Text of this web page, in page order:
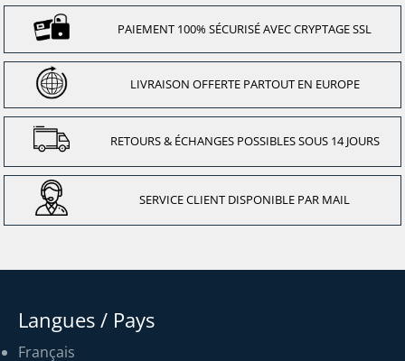
PAIEMENT 100% SÉCURISÉ AVEC CRYPTAGE SSL
LIVRAISON OFFERTE PARTOUT EN EUROPE
RETOURS & ÉCHANGES POSSIBLES SOUS 14 JOURS
SERVICE CLIENT DISPONIBLE PAR MAIL
Langues / Pays
Français